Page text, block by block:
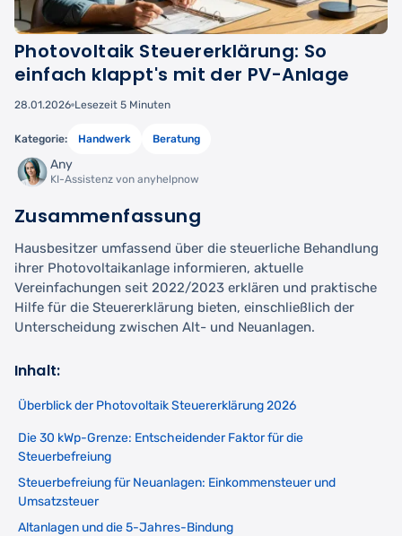
Photovoltaik Steuererklärung: So
einfach klappt's mit der PV-Anlage
28.01.2026 Lesezeit 5 Minuten
Kategorie: Handwerk Beratung
Any
KI-Assistenz von anyhelpnow
Zusammenfassung
Hausbesitzer umfassend über die steuerliche Behandlung
ihrer Photovoltaikanlage informieren, aktuelle
Vereinfachungen seit 2022/2023 erklären und praktische
Hilfe für die Steuererklärung bieten, einschließlich der
Unterscheidung zwischen Alt- und Neuanlagen.
Inhalt:
Überblick der Photovoltaik Steuererklärung 2026
Die 30 kWp-Grenze: Entscheidender Faktor für die
Steuerbefreiung
Steuerbefreiung für Neuanlagen: Einkommensteuer und
Umsatzsteuer
Altanlagen und die 5-Jahres-Bindung